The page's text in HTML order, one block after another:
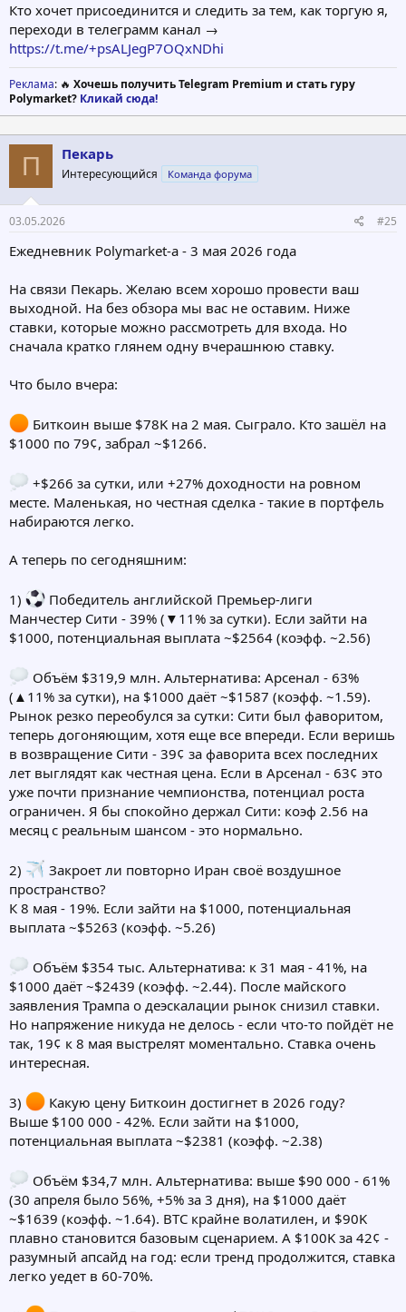
Кто хочет присоединится и следить за тем, как торгую я,
переходи в телеграмм канал →
https://t.me/+psALJegP7OQxNDhi
Реклама: 🔥 Хочешь получить Telegram Premium и стать гуру
Polymarket? Кликай сюда!
П Пекарь
Интересующийся Команда форума
03.05.2026 #25
Ежедневник Polymarket-а - 3 мая 2026 года
На связи Пекарь. Желаю всем хорошо провести ваш
выходной. На без обзора мы вас не оставим. Ниже
ставки, которые можно рассмотреть для входа. Но
сначала кратко глянем одну вчерашнюю ставку.
Что было вчера:
Биткоин выше $78K на 2 мая. Сыграло. Кто зашёл на
$1000 по 79¢, забрал ~$1266.
+$266 за сутки, или +27% доходности на ровном
месте. Маленькая, но честная сделка - такие в портфель
набираются легко.
А теперь по сегодняшним:
1)
Победитель английской Премьер-лиги
Манчестер Сити - 39% (▼11% за сутки). Если зайти на
$1000, потенциальная выплата ~$2564 (коэфф. ~2.56)
Объём $319,9 млн. Альтернатива: Арсенал - 63%
(▲11% за сутки), на $1000 даёт ~$1587 (коэфф. ~1.59).
Рынок резко переобулся за сутки: Сити был фаворитом,
теперь догоняющим, хотя еще все впереди. Если веришь
в возвращение Сити - 39¢ за фаворита всех последних
лет выглядят как честная цена. Если в Арсенал - 63¢ это
уже почти признание чемпионства, потенциал роста
ограничен. Я бы спокойно держал Сити: коэф 2.56 на
месяц с реальным шансом - это нормально.
2)
Закроет ли повторно Иран своё воздушное
пространство?
К 8 мая - 19%. Если зайти на $1000, потенциальная
выплата ~$5263 (коэфф. ~5.26)
Объём $354 тыс. Альтернатива: к 31 мая - 41%, на
$1000 даёт ~$2439 (коэфф. ~2.44). После майского
заявления Трампа о деэскалации рынок снизил ставки.
Но напряжение никуда не делось - если что-то пойдёт не
так, 19¢ к 8 мая выстрелят моментально. Ставка очень
интересная.
3)
Какую цену Биткоин достигнет в 2026 году?
Выше $100 000 - 42%. Если зайти на $1000,
потенциальная выплата ~$2381 (коэфф. ~2.38)
Объём $34,7 млн. Альтернатива: выше $90 000 - 61%
(30 апреля было 56%, +5% за 3 дня), на $1000 даёт
~$1639 (коэфф. ~1.64). BTC крайне волатилен, и $90K
плавно становится базовым сценарием. А $100K за 42¢ -
разумный апсайд на год: если тренд продолжится, ставка
легко уедет в 60-70%.